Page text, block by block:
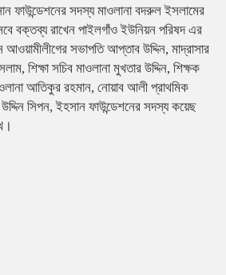
ফাউন্ডেশনের সদস্য মাওলানা বদরুল ইসলামের
বক্তব্য রাখেন পাইলগাঁও ইউনিয়ন পরিষদ এর
সভাপতি আপ্তাব উদ্দিন, মাদ্রাসার
শিক্ষা সচিব মাওলানা মুখতার উদ্দিন, শিক্ষক
আতিকুর রহমান, নোয়াব আলী প্রাথমিক
উদ্দিন সিপন, ইহসান ফাউন্ডেশনের সদস্য কয়েছ